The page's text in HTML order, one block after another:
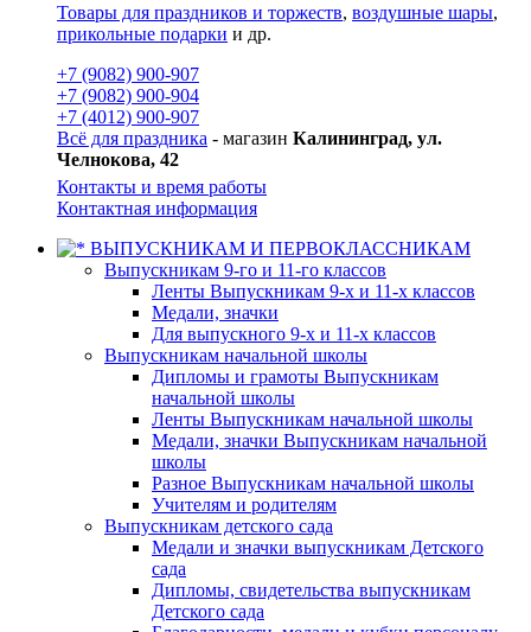
Товары для праздников и торжеств, воздушные шары,
прикольные подарки и др.
+7 (9082) 900-907
+7 (9082) 900-904
+7 (4012) 900-907
Всё для праздника - магазин Калининград, ул.
Челнокова, 42
Контакты и время работы
Контактная информация
ВЫПУСКНИКАМ И ПЕРВОКЛАССНИКАМ
Выпускникам 9-го и 11-го классов
Ленты Выпускникам 9-х и 11-х классов
Медали, значки
Для выпускного 9-х и 11-х классов
Выпускникам начальной школы
Дипломы и грамоты Выпускникам
начальной школы
Ленты Выпускникам начальной школы
Медали, значки Выпускникам начальной
школы
Разное Выпускникам начальной школы
Учителям и родителям
Выпускникам детского сада
Медали и значки выпускникам Детского
сада
Дипломы, свидетельства выпускникам
Детского сада